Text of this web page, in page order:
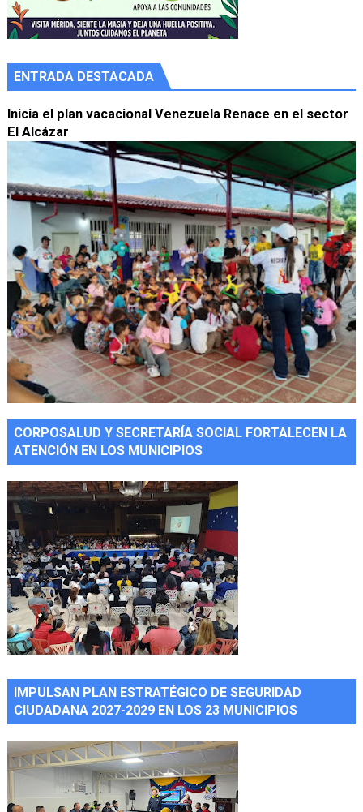
ENTRADA DESTACADA
Inicia el plan vacacional Venezuela Renace en el sector
El Alcázar
CORPOSALUD Y SECRETARÍA SOCIAL FORTALECEN LA
ATENCIÓN EN LOS MUNICIPIOS
IMPULSAN PLAN ESTRATÉGICO DE SEGURIDAD
CIUDADANA 2027-2029 EN LOS 23 MUNICIPIOS